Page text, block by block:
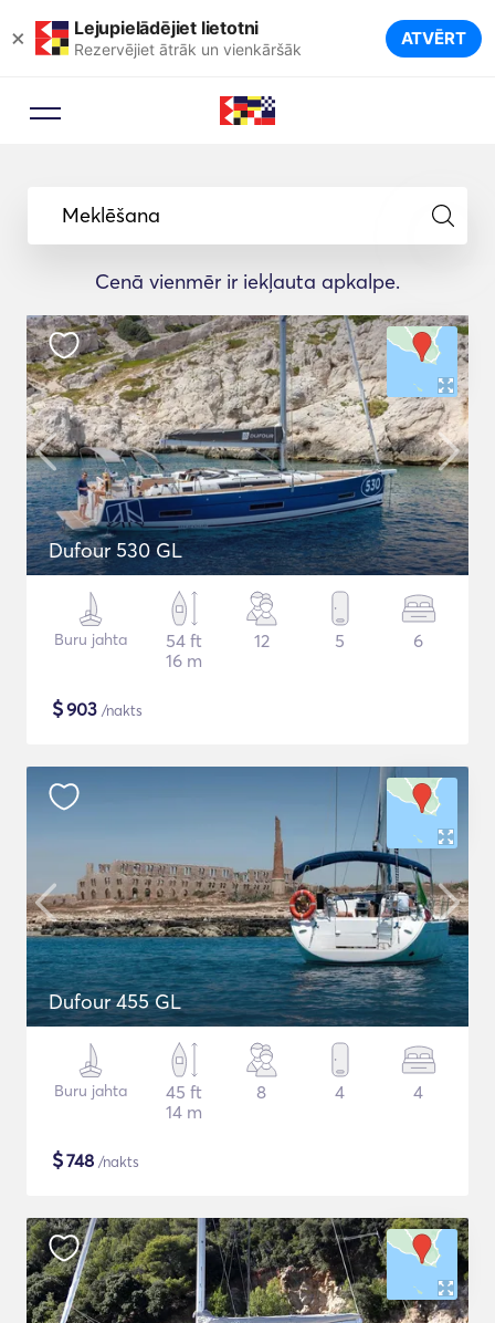
× Lejupielādējiet lietotni
Rezervējiet ātrāk un vienkāršāk ATVĒRT
Meklēšana
Cenā vienmēr ir iekļauta apkalpe.
Dufour 530 GL
Buru jahta
54 ft
16 m
12 5 6
$903 /nakts
Dufour 455 GL
Buru jahta
45 ft
14 m
8 4 4
$748 /nakts